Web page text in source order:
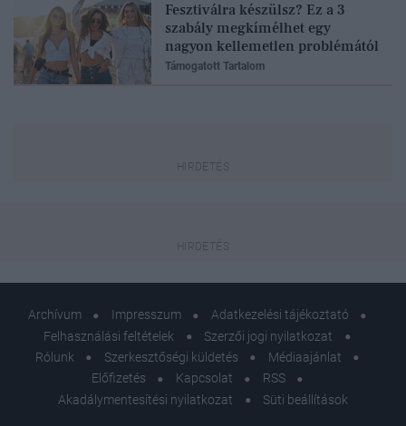
Fesztiválra készülsz? Ez a 3
szabály megkímélhet egy
nagyon kellemetlen problémától
Támogatott Tartalom
Archívum Impresszum
Adatkezelési tájékoztató
Felhasználási feltételek
Szerzői jogi nyilatkozat
Rólunk
Szerkesztőségi küldetés
Médiaajánlat
Előfizetés
Kapcsolat
RSS
Akadálymentesítési nyilatkozat
Süti beállítások